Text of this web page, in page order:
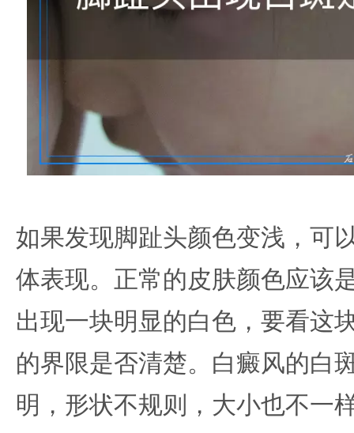
如果发现脚趾头颜色变浅，可
体表现。正常的皮肤颜色应该
出现一块明显的白色，要看这
的界限是否清楚。白癜风的白
明，形状不规则，大小也不一